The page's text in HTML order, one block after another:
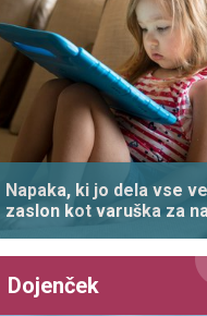
Napaka, ki jo dela vse
zaslon kot varuška za
Dojenček